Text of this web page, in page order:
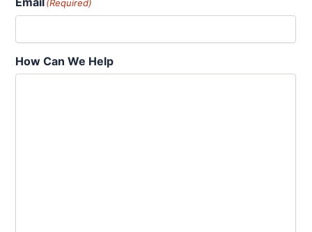
(Required)
How Can We Help